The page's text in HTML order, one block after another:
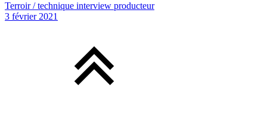
Terroir / technique interview producteur
3 février 2021